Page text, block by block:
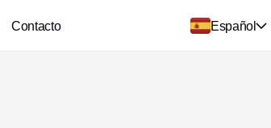
Contacto Español